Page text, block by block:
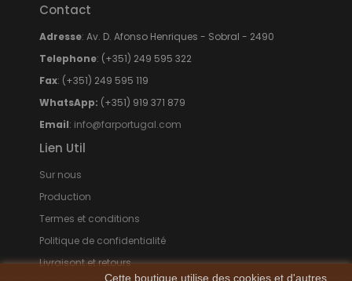
Cette boutique utilise des cookies et d'autres
Contact
Adresse: Av. D. Afonso Henriques - Sobral - 2490
Telephone: (+351) 249 595 322
Fax: (+351) 249 595 119
WhatsApp: (+351) 919 371 879
Email: info@farportugal.com
Lien Util
Sur nous
Production
Termes et conditions
Politique de confidentialité
Livraisont et retours